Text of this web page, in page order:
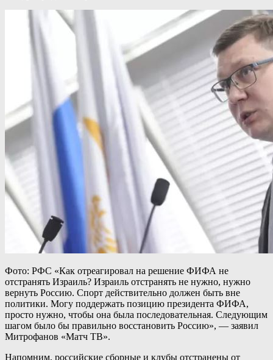
Фото: РФС «Как отреагировал на решение ФИФА не
отстранять Израиль? Израиль отстранять не нужно, нужно
вернуть Россию. Спорт действительно должен быть вне
политики. Могу поддержать позицию президента ФИФА,
просто нужно, чтобы она была последовательная. Следующим
шагом было бы правильно восстановить Россию», — заявил
Митрофанов «Матч ТВ».
Напомним, российские сборные и клубы отстранены от